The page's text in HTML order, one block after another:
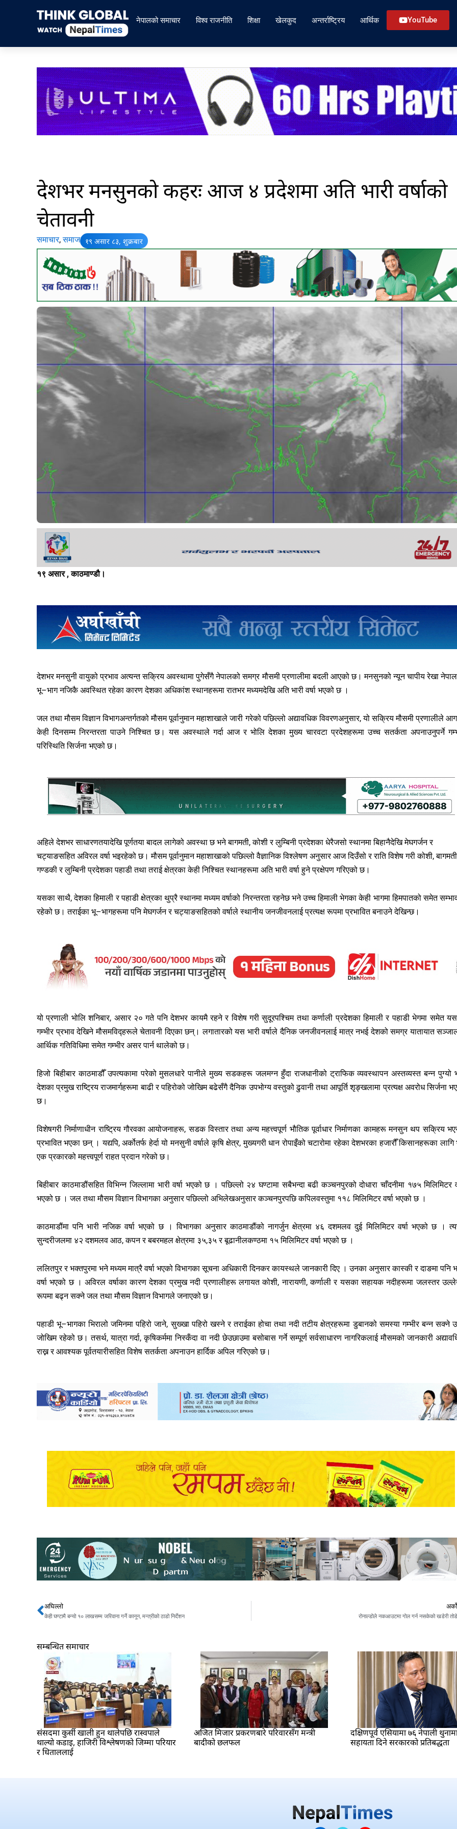
नेपालको समाचार विश्व राजनीति शिक्षा खेलकुद अन्तर्राष्ट्रिय आर्थिक YouTube
देशभर मनसुनको कहरः आज ४ प्रदेशमा अति भारी वर्षाको
चेतावनी
समाचार,समाज १९ असार ८३, शुक्रबार
१९ असार , काठमाण्डौ।
देशभर मनसुनी वायुको प्रभाव अत्यन्त सक्रिय अवस्थामा पुगेसँगै नेपालको समग्र मौसमी प्रणालीमा बदली आएको छ। मनसुनको न्यून चापीय रेखा
भू–भाग नजिकै अवस्थित रहेका कारण देशका अधिकांश स्थानहरूमा रातभर मध्यमदेखि अति भारी वर्षा भएको छ ।
जल तथा मौसम विज्ञान विभागअन्तर्गतको मौसम पूर्वानुमान महाशाखाले जारी गरेको पछिल्लो अद्यावधिक विवरणअनुसार, यो सक्रिय मौसमी प्रणालीले
केही दिनसम्म निरन्तरता पाउने निश्चित छ। यस अवस्थाले गर्दा आज र भोलि देशका मुख्य चारवटा प्रदेशहरूमा उच्च सतर्कता अपनाउनुपर्ने
परिस्थिति सिर्जना भएको छ।
अहिले देशभर साधारणतयादेखि पूर्णतया बादल लागेको अवस्था छ भने बागमती, कोशी र लुम्बिनी प्रदेशका धेरैजसो स्थानमा बिहानैदेखि मेघगर्जन र
चट्याङसहित अविरल वर्षा भइरहेको छ। मौसम पूर्वानुमान महाशाखाको पछिल्लो वैज्ञानिक विश्लेषण अनुसार आज दिउँसो र राति विशेष गरी कोशी,
गण्डकी र लुम्बिनी प्रदेशका पहाडी तथा तराई क्षेत्रका केही निश्चित स्थानहरूमा अति भारी वर्षा हुने प्रक्षेपण गरिएको छ।
यसका साथै, देशका हिमाली र पहाडी क्षेत्रका थुप्रै स्थानमा मध्यम वर्षाको निरन्तरता रहनेछ भने उच्च हिमाली भेगका केही भागमा हिमपातको समेत
रहेको छ। तराईका भू–भागहरूमा पनि मेघगर्जन र चट्याङसहितको वर्षाले स्थानीय जनजीवनलाई प्रत्यक्ष रूपमा प्रभावित बनाउने देखिन्छ।
यो प्रणाली भोलि शनिबार, असार २० गते पनि देशभर कायमै रहने र विशेष गरी सुदूरपश्चिम तथा कर्णाली प्रदेशका हिमाली र पहाडी भेगमा समेत
गम्भीर प्रभाव देखिने मौसमविद्हरूले चेतावनी दिएका छन्। लगातारको यस भारी वर्षाले दैनिक जनजीवनलाई मात्र नभई देशको समग्र यातायात
आर्थिक गतिविधिमा समेत गम्भीर असर पार्न थालेको छ।
हिजो बिहीबार काठमाडौँ उपत्यकामा परेको मुसलधारे पानीले मुख्य सडकहरू जलमग्न हुँदा राजधानीको ट्राफिक व्यवस्थापन अस्तव्यस्त बन्न पुग्यो
देशका प्रमुख राष्ट्रिय राजमार्गहरूमा बाढी र पहिरोको जोखिम बढेसँगै दैनिक उपभोग्य वस्तुको ढुवानी तथा आपूर्ति शृङ्खलामा प्रत्यक्ष अवरोध सिर्जना
छ।
विशेषगरी निर्माणाधीन राष्ट्रिय गौरवका आयोजनाहरू, सडक विस्तार तथा अन्य महत्त्वपूर्ण भौतिक पूर्वाधार निर्माणका कामहरू मनसुन थप सक्रिय
प्रभावित भएका छन् । यद्यपि, अर्कोतर्फ हेर्दा यो मनसुनी वर्षाले कृषि क्षेत्र, मुख्यगरी धान रोपाइँको चटारोमा रहेका देशभरका हजारौँ किसानहरूका
एक प्रकारको महत्त्वपूर्ण राहत प्रदान गरेको छ।
बिहीबार काठमाडौंसहित विभिन्न जिल्लामा भारी वर्षा भएको छ । पछिल्लो २४ घण्टामा सबैभन्दा बढी कञ्चनपुरको दोधारा चाँदनीमा १७५ मिलिमिटर
भएको छ । जल तथा मौसम विज्ञान विभागका अनुसार पछिल्लो अभिलेखअनुसार कञ्चनपुरपछि कपिलवस्तुमा ११८ मिलिमिटर वर्षा भएको छ ।
काठमाडौंमा पनि भारी नजिक वर्षा भएको छ । विभागका अनुसार काठमाडौंको नागर्जुन क्षेत्रमा ४६ दशमलव दुई मिलिमिटर वर्षा भएको छ ।
सुन्दरीजलमा ४२ दशमलव आठ, कपन र बबरमहल क्षेत्रमा ३५,३५ र बूढानीलकण्ठमा १५ मिलिमिटर वर्षा भएको छ ।
ललितपुर र भक्तपुरमा भने मध्यम मात्रै वर्षा भएको विभागका सूचना अधिकारी दिनकर कायस्थले जानकारी दिए । उनका अनुसार कास्की र दाङमा पनि
वर्षा भएको छ । अविरल वर्षाका कारण देशका प्रमुख नदी प्रणालीहरू लगायत कोशी, नारायणी, कर्णाली र यसका सहायक नदीहरूमा जलस्तर
रूपमा बढ्न सक्ने जल तथा मौसम विज्ञान विभागले जनाएको छ।
पहाडी भू–भागका भिरालो जमिनमा पहिरो जाने, सुख्खा पहिरो खस्ने र तराईका होचा तथा नदी तटीय क्षेत्रहरूमा डुबानको समस्या गम्भीर बन्न सक्ने
जोखिम रहेको छ। तसर्थ, यात्रा गर्दा, कृषिकर्ममा निस्कँदा वा नदी छेउछाउमा बसोबास गर्ने सम्पूर्ण सर्वसाधारण नागरिकलाई मौसमको जानकारी
राख्न र आवश्यक पूर्वतयारीसहित विशेष सतर्कता अपनाउन हार्दिक अपिल गरिएको छ।
Prev
अघिल्लो
केही घण्टामै बन्यो १० लाखसम्म जरिवाना गर्ने कानून, मन्त्रीको ठाडो निर्देशन
अर्को
रोनाल्डोले नकआउटमा गोल गर्न नसकेको खडेरी तोडे
सम्बन्धित समाचार
संसदमा कुर्सी खाली हुन थालेपछि रास्वपाले
थाल्यो कडाइ, हाजिरी विश्लेषणको जिम्मा परियार
र धिताललाई
अजित मिजार प्रकरणबारे परिवारसँग मन्त्री
बादीको छलफल
दक्षिणपूर्व एसियामा ७६ नेपाली
सहायता दिने सरकारको प्रतिबद्धता